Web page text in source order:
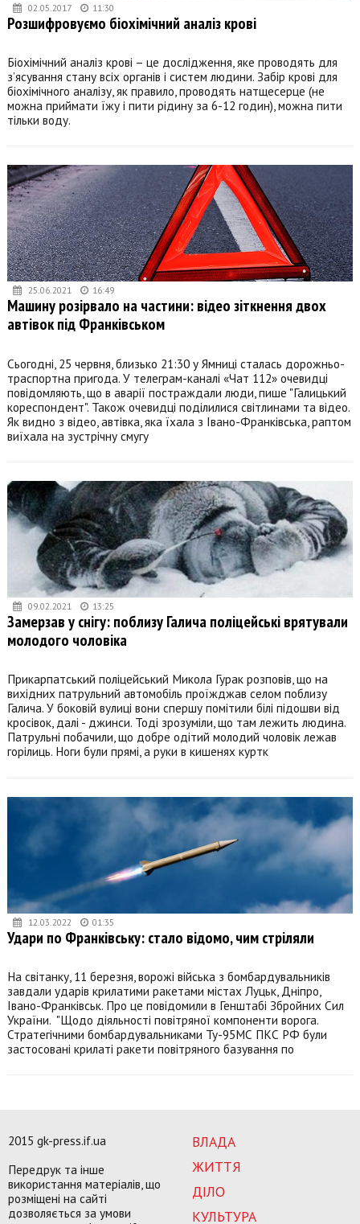
02.05.2017 11:30
Розшифровуємо біохімічний аналіз крові
Біохімічний аналіз крові – це дослідження, яке проводять для
з’ясування стану всіх органів і систем людини. Забір крові для
біохімічного аналізу, як правило, проводять натщесерце (не
можна приймати їжу і пити рідину за 6-12 годин), можна пити
тільки воду.
25.06.2021 16:49
Машину розірвало на частини: відео зіткнення двох
автівок під Франківськом
Сьогодні, 25 червня, близько 21:30 у Ямниці сталась дорожньо-
траспортна пригода. У телеграм-каналі «Чат 112» очевидці
повідомляють, що в аварії постраждали люди, пише "Галицький
кореспондент". Також очевидці поділилися світлинами та відео.
Як видно з відео, автівка, яка їхала з Івано-Франківська, раптом
виїхала на зустрічну смугу
09.02.2021 13:25
Замерзав у снігу: поблизу Галича поліцейські врятували
молодого чоловіка
Прикарпатський поліцейський Микола Гурак розповів, що на
вихідних патрульний автомобіль проїжджав селом поблизу
Галича. У боковій вулиці вони спершу помітили білі підошви від
кросівок, далі - джинси. Тоді зрозуміли, що там лежить людина.
Патрульні побачили, що добре одітий молодий чоловік лежав
горілиць. Ноги були прямі, а руки в кишенях куртк
12.03.2022 01:35
Удари по Франківську: стало відомо, чим стріляли
На світанку, 11 березня, ворожі війська з бомбардувальників
завдали ударів крилатими ракетами містах Луцьк, Дніпро,
Івано-Франківськ. Про це повідомили в Генштабі Збройних Сил
України. "Щодо діяльності повітряної компоненти ворога.
Стратегічними бомбардувальниками Ту-95МС ПКС РФ були
застосовані крилаті ракети повітряного базування по
ВЛАДА
ЖИТТЯ
ДІЛО
КУЛЬТУРА
2015 gk-press.if.ua
Передрук та інше
використання матеріалів, що
розміщені на сайті
дозволяється за умови